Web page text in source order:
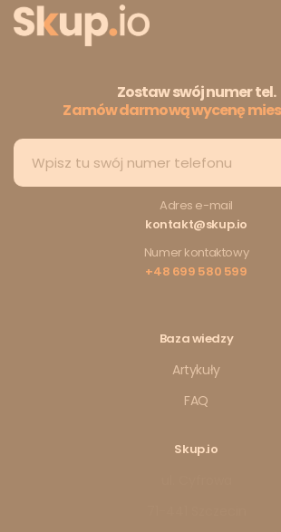
Zostaw swój numer tel.
Zamów darmową wycenę
Adres e-mail
kontakt@skup.io
Numer kontaktowy
+48 699 580 599
Baza wiedzy
Artykuły
FAQ
Skup.io